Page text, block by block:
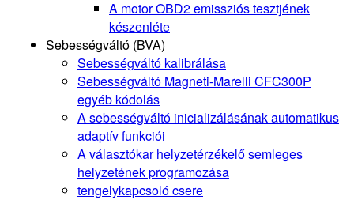
A motor OBD2 emissziós tesztjének
készenléte
Sebességváltó (BVA)
Sebességváltó kalibrálása
Sebességváltó Magneti-Marelli CFC300P
egyéb kódolás
A sebességváltó inicializálásának automatikus
adaptív funkciói
A választókar helyzetérzékelő semleges
helyzetének programozása
tengelykapcsoló csere